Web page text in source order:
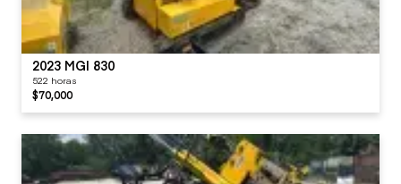
2023 MGI 830
522 horas
$70,000